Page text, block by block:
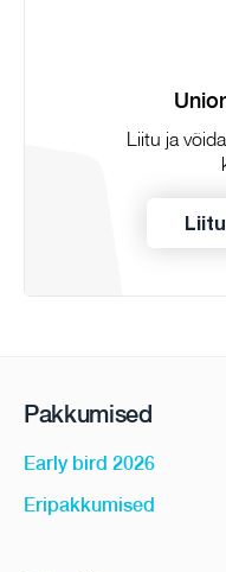
Liitu ja
Pakkumised
Early bird 2026
Eripakkumised